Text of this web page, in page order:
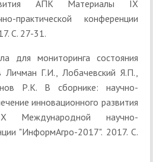
АПК Материалы IX
практической конференции
С. 27-31.
для мониторинга состояния
Личман Г.И., Лобачевский Я.П.,
Р.К. В сборнике: научно-
инновационного развития
научно-
"ИнформАгро-2017". 2017. С.